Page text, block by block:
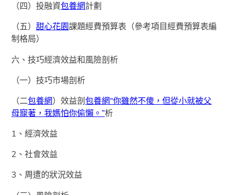
（四）投融資包養網計劃
（五）甜心花園課題經費預算表（參考項目經費預算表編
制格局）
六、技巧經濟效益和風險剖析
（一）技巧市場剖析
（二包養網）效益剖包養網“你雖然不傻，但從小就被父
母寵著，我媽怕你偷懶。”析
1、經濟效益
2、社會效益
3、周遭的狀況效益